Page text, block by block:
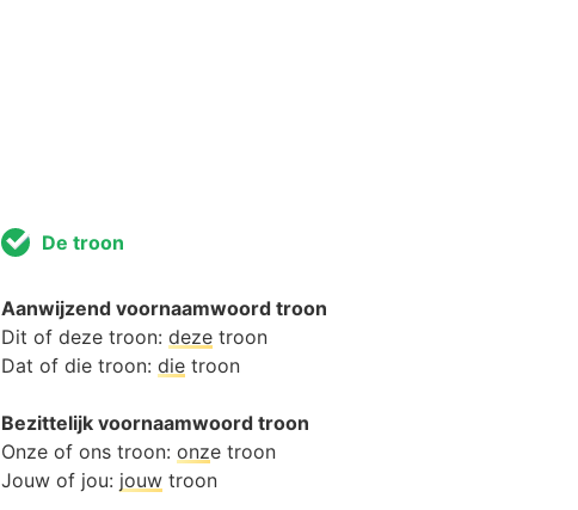
De troon
Aanwijzend voornaamwoord troon
Dit of deze troon: deze troon
Dat of die troon: die troon
Bezittelijk voornaamwoord troon
Onze of ons troon: onze troon
Jouw of jou: jouw troon